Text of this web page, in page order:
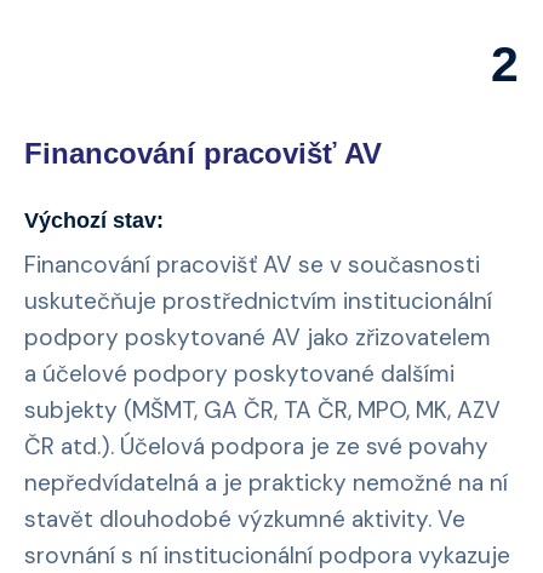
2
Financování pracovišť AV
Výchozí stav:
Financování pracovišť AV se v současnosti
uskutečňuje prostřednictvím institucionální
podpory poskytované AV jako zřizovatelem
a účelové podpory poskytované dalšími
subjekty (MŠMT, GA ČR, TA ČR, MPO, MK, AZV
ČR atd.). Účelová podpora je ze své povahy
nepředvídatelná a je prakticky nemožné na ní
stavět dlouhodobé výzkumné aktivity. Ve
srovnání s ní institucionální podpora vykazuje